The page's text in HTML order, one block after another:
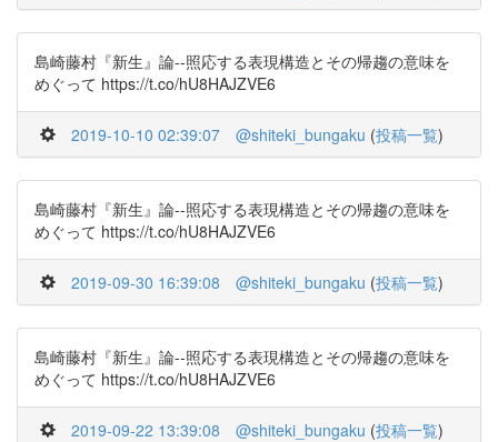
島崎藤村『新生』論--照応する表現構造とその帰趨の意味を
めぐって https://t.co/hU8HAJZVE6
2019-10-10 02:39:07 @shiteki_bungaku (投稿一覧)
島崎藤村『新生』論--照応する表現構造とその帰趨の意味を
めぐって https://t.co/hU8HAJZVE6
2019-09-30 16:39:08 @shiteki_bungaku (投稿一覧)
島崎藤村『新生』論--照応する表現構造とその帰趨の意味を
めぐって https://t.co/hU8HAJZVE6
2019-09-22 13:39:08 @shiteki_bungaku (投稿一覧)